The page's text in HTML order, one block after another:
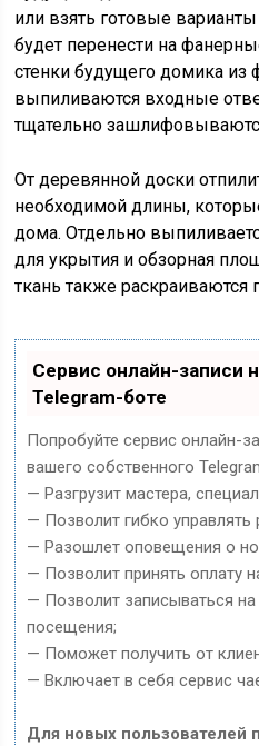
или взять готовые
будет перенести на
стенки будущего домика из
выпиливаются входные
тщательно
От деревянной доски
необходимой длины,
дома. Отдельно
для укрытия и обзорная
ткань также раскраиваются
Сервис онлайн-записи
Telegram-боте
Попробуйте сервис онлайн-
вашего собственного
— Разгрузит мастера,
— Позволит гибко управлять
— Разошлет оповещения о
— Позволит принять оплату
— Позволит записываться
посещения;
— Поможет получить от
— Включает в себя сервис
Для новых пользователей